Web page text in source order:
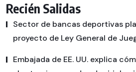
Recién Salidas
Sector de bancas deportivas
proyecto de Ley General de
Embajada de EE. UU. explica